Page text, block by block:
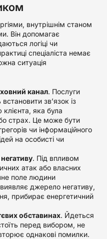
внутрішнім станом
Він допомагає
логіці чи
спеціаліста немає
ситуація
канал. Послуги
зв’язок із
яка була
страх. Це може бути
чи інформаційного
на особисті чи
. Під впливом
атак або власних
поле людини
джерело негативу,
прибирає енергетичний
обставинах. Йдеться
перед вибором, не
однакові помилки.